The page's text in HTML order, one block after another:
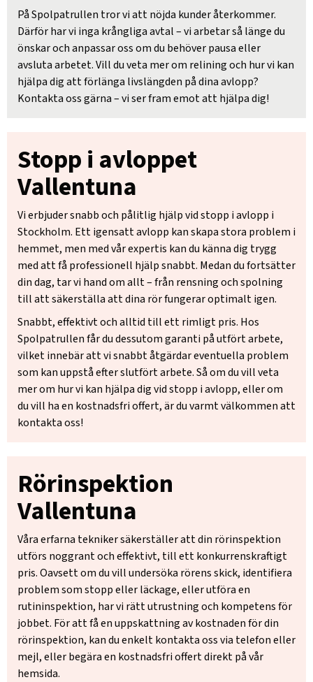
På Spolpatrullen tror vi att nöjda kunder återkommer.
Därför har vi inga krångliga avtal – vi arbetar så länge du
önskar och anpassar oss om du behöver pausa eller
avsluta arbetet. Vill du veta mer om relining och hur vi kan
hjälpa dig att förlänga livslängden på dina avlopp?
Kontakta oss gärna – vi ser fram emot att hjälpa dig!
Stopp i avloppet
Vallentuna
Vi erbjuder snabb och pålitlig hjälp vid stopp i avlopp i
Stockholm. Ett igensatt avlopp kan skapa stora problem i
hemmet, men med vår expertis kan du känna dig trygg
med att få professionell hjälp snabbt. Medan du fortsätter
din dag, tar vi hand om allt – från rensning och spolning
till att säkerställa att dina rör fungerar optimalt igen.
Snabbt, effektivt och alltid till ett rimligt pris. Hos
Spolpatrullen får du dessutom garanti på utfört arbete,
vilket innebär att vi snabbt åtgärdar eventuella problem
som kan uppstå efter slutfört arbete. Så om du vill veta
mer om hur vi kan hjälpa dig vid stopp i avlopp, eller om
du vill ha en kostnadsfri offert, är du varmt välkommen att
kontakta oss!
Rörinspektion
Vallentuna
Våra erfarna tekniker säkerställer att din rörinspektion
utförs noggrant och effektivt, till ett konkurrenskraftigt
pris. Oavsett om du vill undersöka rörens skick, identifiera
problem som stopp eller läckage, eller utföra en
rutininspektion, har vi rätt utrustning och kompetens för
jobbet. För att få en uppskattning av kostnaden för din
rörinspektion, kan du enkelt kontakta oss via telefon eller
mejl, eller begära en kostnadsfri offert direkt på vår
hemsida.